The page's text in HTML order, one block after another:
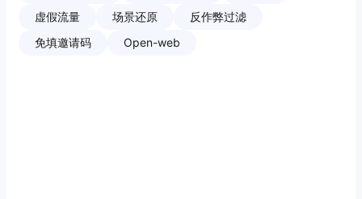
虚假流量
场景还原
反作弊过滤
免填邀请码
Open-web